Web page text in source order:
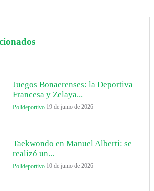
Juegos Bonaerenses: la Deportiva
Francesa y Zelaya...
Polideportivo 19 de junio de 2026
Taekwondo en Manuel Alberti: se
realizó un...
Polideportivo 10 de junio de 2026